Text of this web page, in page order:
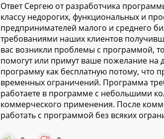
Ответ Сергею от разработчика
классу недорогих, функциональных и
предпринимателей малого и среднего
требованиями наших клиентов
вас возникли проблемы с программой,
помогут или примут ваше пожелание
программу как бесплатную потому, что
временных ограничений. Программа
работаете в программе с небольшими
коммерческого применения. После
работать с программой без всяких